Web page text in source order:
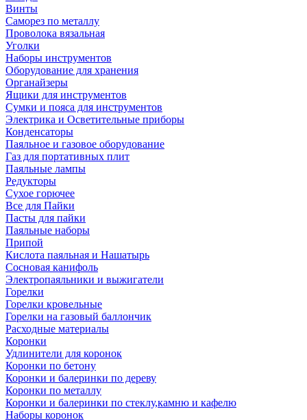
Винты
Саморез по металлу
Проволока вязальная
Уголки
Наборы инструментов
Оборудование для хранения
Органайзеры
Ящики для инструментов
Сумки и пояса для инструментов
Электрика и Осветительные приборы
Конденсаторы
Паяльное и газовое оборудование
Газ для портативных плит
Паяльные лампы
Редукторы
Сухое горючее
Все для Пайки
Пасты для пайки
Паяльные наборы
Припой
Кислота паяльная и Нашатырь
Сосновая канифоль
Электропаяльники и выжигатели
Горелки
Горелки кровельные
Горелки на газовый баллончик
Расходные материалы
Коронки
Удлинители для коронок
Коронки по бетону
Коронки и балеринки по дереву
Коронки по металлу
Коронки и балеринки по стеклу,камню и кафелю
Наборы коронок